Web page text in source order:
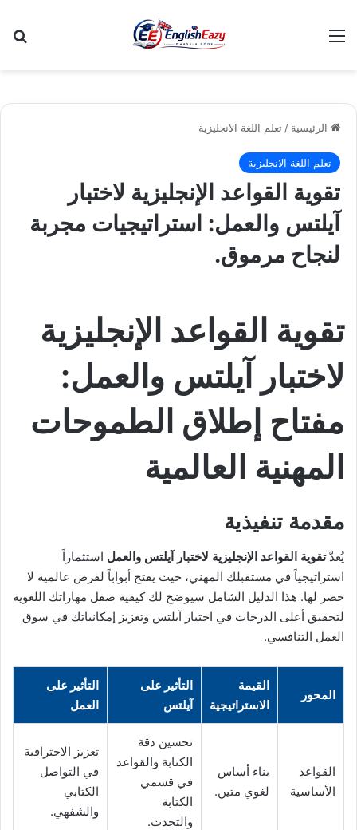
القائمة
الرئيسية / تعلم اللغة الانجليزية
تعلم اللغة الانجليزية
تقوية القواعد الإنجليزية لاختبار
آيلتس والعمل: استراتيجيات مجربة
لنجاح مرموق.
تقوية القواعد الإنجليزية
لاختبار آيلتس والعمل:
مفتاح إطلاق الطموحات
المهنية العالمية
مقدمة تنفيذية
يُعدّتقوية القواعد الإنجليزية لاختبار آيلتس والعمل استثماراً
استراتيجياً في مستقبلك المهني، حيث يفتح أبواباً لفرص عالمية لا
حصر لها. هذا الدليل الشامل سيوضح لك كيفية صقل مهاراتك اللغوية
لتحقيق أعلى الدرجات في اختبار آيلتس وتعزيز إمكانياتك في سوق
العمل التنافسي.
المحور
القيمة
الاستراتيجية
التأثير على
آيلتس
التأثير على
العمل
القواعد
الأساسية
بناء أساس
لغوي متين.
تحسين دقة
الكتابة والقواعد
في قسمي
الكتابة
والتحدث.
تعزيز الاحترافية
في التواصل
الكتابي
والشفهي.